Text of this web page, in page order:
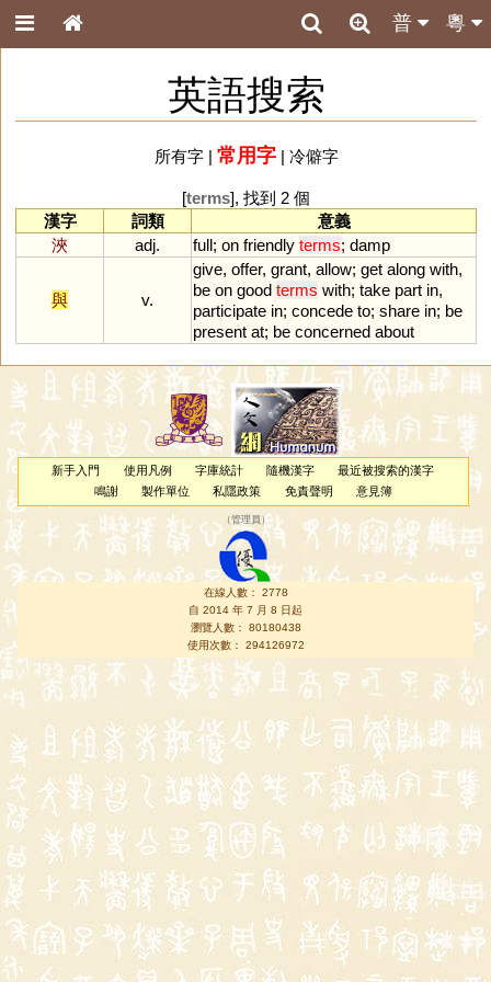
粵
普
英語搜索
所有字| 常用字| 冷僻字
[terms], 找到 2 個
漢字
詞類
意義
浹
adj. full; on friendly terms; damp
與 v.
give, offer, grant, allow; get along with,
be on good terms with; take part in,
participate in; concede to; share in; be
present at; be concerned about
新手入門 使用凡例 字庫統計 隨機漢字
最近被搜索的漢字
鳴謝
製作單位 私隱政策 免責聲明 意見簿
（管理員 ）
在線人數： 2778
自 2014 年 7 月 8 日起
瀏覽人數： 80180438
使用次數： 294126972